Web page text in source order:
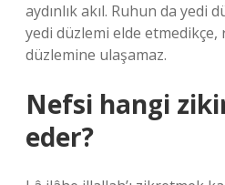
aydınlık akıl. Ruhun da yedi
yedi düzlemi elde etmedikçe,
düzlemine ulaşamaz.
Nefsi hangi
eder?